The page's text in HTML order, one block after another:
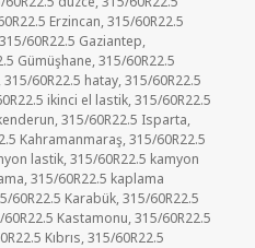
Erzincan ,315/60R22.5
315/60R22.5 Gaziantep
Gümüşhane ,315/60R22.5
,315/60R22.5 hatay ,315/60R22.5
ikinci el lastik ,315/60R22.5
,315/60R22.5 Isparta
Kahramanmaraş ,315/60R22.5
lastik ,315/60R22.5 kamyon
,315/60R22.5 kaplama
60R22.5 Karabük ,315/60R22.5
60R22.5 Kastamonu ,315/60R22.5
Kıbrıs ,315/60R22.5